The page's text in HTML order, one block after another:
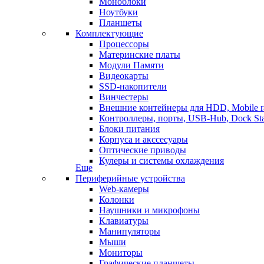
Ноутбуки
Планшеты
Комплектующие
Процессоры
Материнские платы
Модули Памяти
Видеокарты
SSD-накопители
Винчестеры
Внешние контейнеры для HDD, Mobile
Контроллеры, порты, USB-Hub, Dock
Блоки питания
Корпуса и акссесуары
Оптические приводы
Кулеры и системы охлаждения
Еще
Периферийные устройства
Web-камеры
Колонки
Наушники и микрофоны
Клавиатуры
Манипуляторы
Мыши
Мониторы